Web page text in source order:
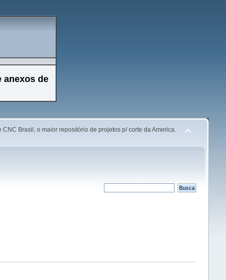
anexos de
CNC Brasil, o maior repositório de projetos p/ corte da America.